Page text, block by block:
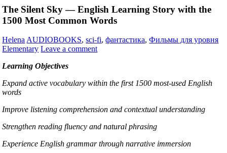
The Silent Sky — English Learning Story with the
1500 Most Common Words
Helena AUDIOBOOKS,sci-fi,фантастика,Фильмы для уровня
Elementary Leave a comment
Learning Objectives
Expand active vocabulary within the first 1500 most-used English
words
Improve listening comprehension and contextual understanding
Strengthen reading fluency and natural phrasing
Experience English grammar through narrative immersion